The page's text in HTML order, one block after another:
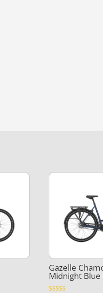
Gazelle
Midnight Blue